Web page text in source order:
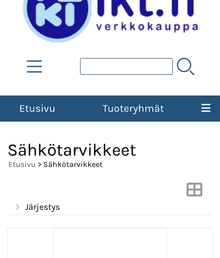
Etusivu Tuoteryhmät
Sähkötarvikkeet
Etusivu > Sähkötarvikkeet
Järjestys